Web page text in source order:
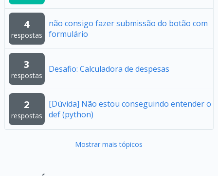
4
respostas
não consigo fazer submissão do botão com
formulário
3
respostas
Desafio: Calculadora de despesas
2
respostas
[Dúvida] Não estou conseguindo entender o
def (python)
Mostrar mais tópicos